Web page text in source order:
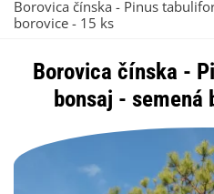
Borovica čínska - Pinus
borovice - 15 ks
Borovica čínska -
bonsaj -